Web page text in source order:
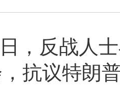
反战人士
抗议特朗